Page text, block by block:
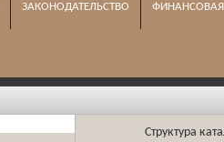
ЗАКОНОДАТЕЛЬСТВО
Структура